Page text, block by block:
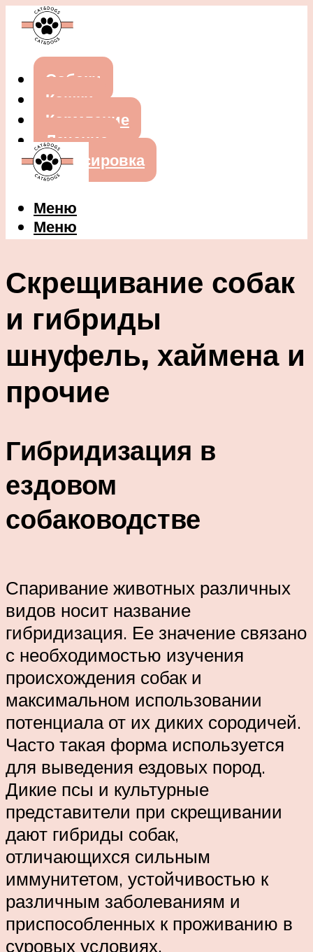
Собаки
Кошки
Кормление
Лечение
Дрессировка
Меню
Меню
Скрещивание собак
и гибриды
шнуфель, хаймена и
прочие
Гибридизация в
ездовом
собаководстве
Спаривание животных различных
видов носит название
гибридизация. Ее значение связано
с необходимостью изучения
происхождения собак и
максимальном использовании
потенциала от их диких сородичей.
Часто такая форма используется
для выведения ездовых пород.
Дикие псы и культурные
представители при скрещивании
дают гибриды собак,
отличающихся сильным
иммунитетом, устойчивостью к
различным заболеваниям и
приспособленных к проживанию в
суровых условиях.